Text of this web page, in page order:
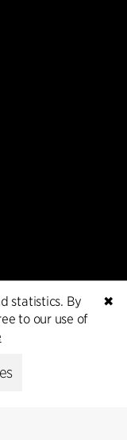
✖
statistics. By
to our use of